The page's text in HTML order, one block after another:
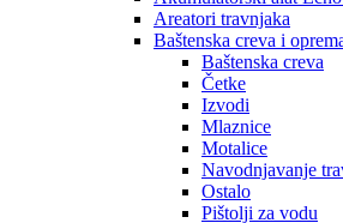
Areatori travnjaka
Baštenska creva i
Baštenska creva
Četke
Izvodi
Mlaznice
Motalice
Navodnjavanje
Ostalo
Pištolji za vodu